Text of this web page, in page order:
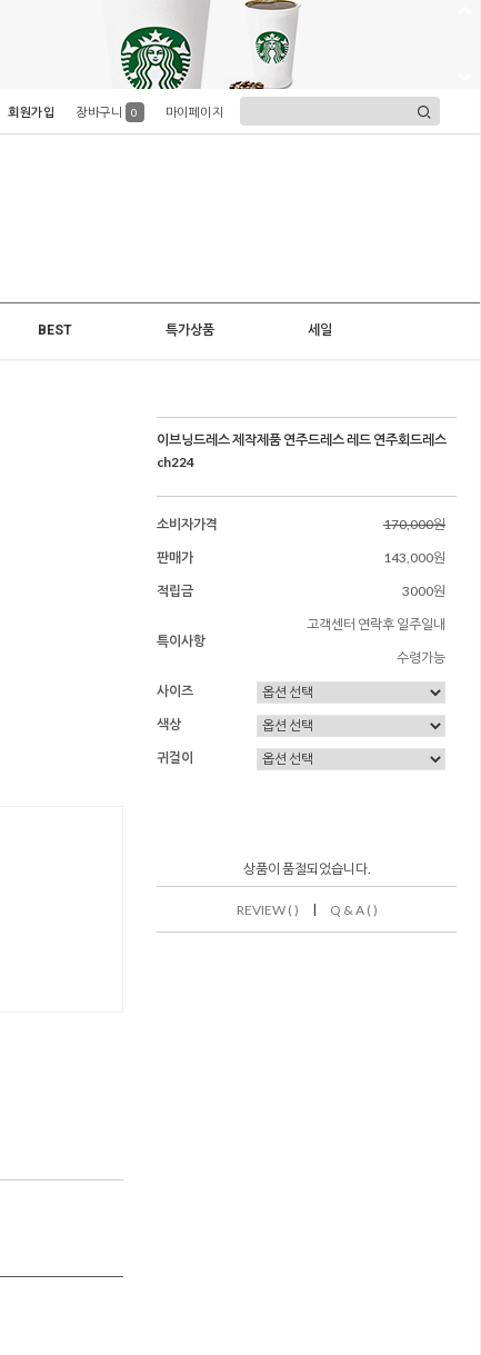
회원가입 장바구니 0 마이페이지
BEST 특가상품 세일
이브닝드레스 제작제품 연주드레스 레드 연주회드레스
ch224
소비자가격
170,000원
판매가
143,000원
적립금
3000원
특이사항
고객센터 연락후 일주일내
수령가능
사이즈
색상
귀걸이
상품이 품절되었습니다.
REVIEW ( ) | Q & A ( )